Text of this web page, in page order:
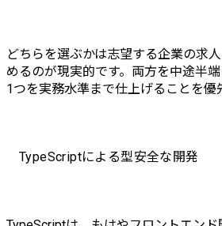
どちらを選ぶかは志望する企業の求
めるのが現実的です。両方を中途半
1つを実務水準まで仕上げることを優
TypeScriptによる型安全な開発